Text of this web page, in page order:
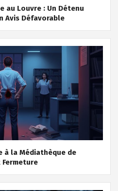
au Louvre : Un Détenu
Avis Défavorable
à la Médiathèque de